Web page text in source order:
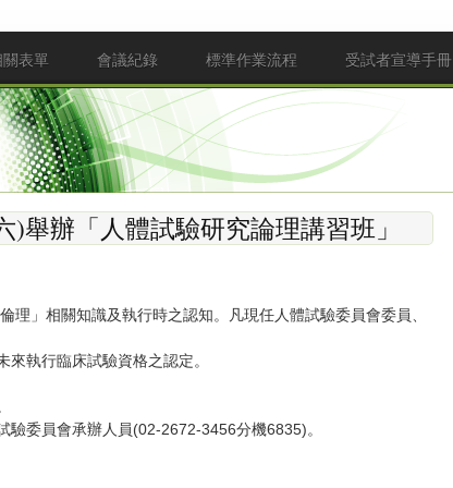
表單 會議紀錄 標準作業流程 受試者宣導手冊
)舉辦「人體試驗研究論理講習班」
」相關知識及執行時之認知。凡現任人體試驗委員會委員、
執行臨床試驗資格之認定。
委員會承辦人員(02-2672-3456分機6835)。